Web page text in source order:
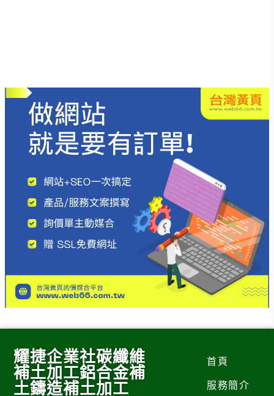
耀捷企業社碳纖維
補土加工鋁合金補
土鑄造補土加工
首頁
服務簡介